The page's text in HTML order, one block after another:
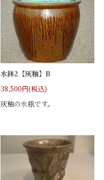
水鉢2【灰釉】B
38,500円(税込)
灰釉の水瓶です。